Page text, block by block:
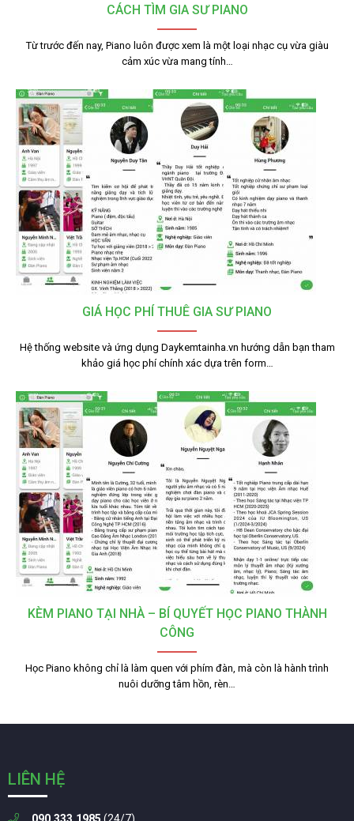
CÁCH TÌM GIA SƯ PIANO
Từ trước đến nay, Piano luôn được xem là một loại nhạc cụ vừa giàu
cảm xúc vừa mang tính…
GIÁ HỌC PHÍ THUÊ GIA SƯ PIANO
Hệ thống website và ứng dụng Daykemtainha.vn hướng dẫn bạn tham
khảo giá học phí chính xác dựa trên form…
KÈM PIANO TẠI NHÀ – BÍ QUYẾT HỌC PIANO THÀNH
CÔNG
Học Piano không chỉ là làm quen với phím đàn, mà còn là hành trình
nuôi dưỡng tâm hồn, rèn…
LIÊN HỆ